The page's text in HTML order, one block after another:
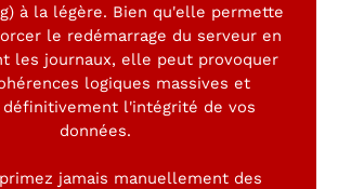
à la légère. Bien qu'elle permette
le redémarrage du serveur en
les journaux, elle peut provoquer
logiques massives et
l'intégrité de vos
données.
jamais manuellement des